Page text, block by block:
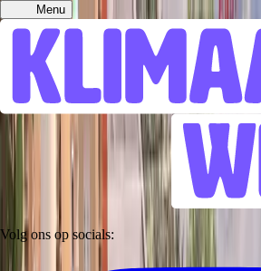
Menu
Volg ons op socials: